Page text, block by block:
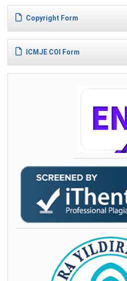
Copyright Form
ICMJE COI Form